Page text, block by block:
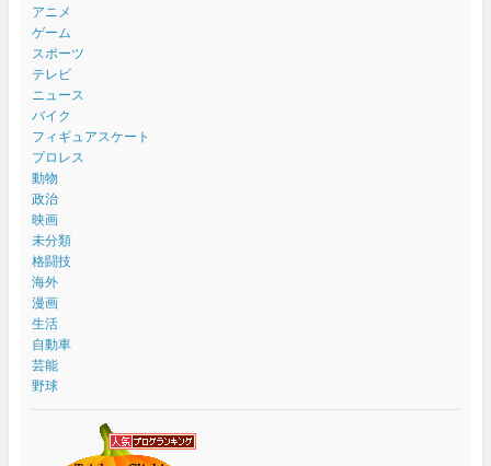
アニメ
ゲーム
スポーツ
テレビ
ニュース
バイク
フィギュアスケート
プロレス
動物
政治
映画
未分類
格闘技
海外
漫画
生活
自動車
芸能
野球